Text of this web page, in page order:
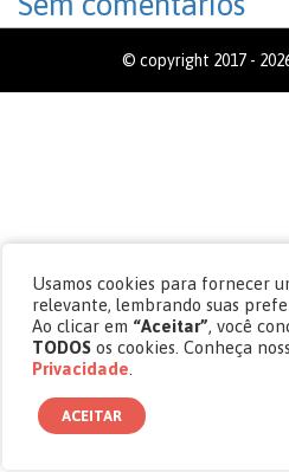
© copyright 2017 -
Usamos cookies para fornecer
relevante, lembrando suas
Ao clicar em “Aceitar”, você
TODOS os cookies. Conheça
Privacidade
ACEITAR